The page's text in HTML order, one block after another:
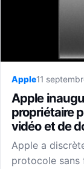
Apple11
Apple
propriétaire
vidéo et de
Apple a
protocole sans